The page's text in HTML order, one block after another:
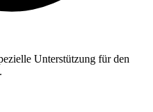
Unterstützung für den